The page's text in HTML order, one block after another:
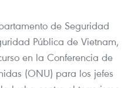
de Seguridad
Pública de Vietnam,
en la Conferencia de
(ONU) para los jefes